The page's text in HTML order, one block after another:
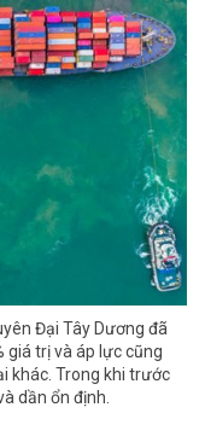
Đại Tây Dương đã
trị và áp lực cũng
khác. Trong khi trước
dần ổn định.